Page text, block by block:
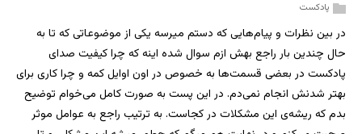
پادکست
در بین نظرات و پیام‌هایی که دستم میرسه یکی از موضوعاتی که تا به
حال چندین بار راجع بهش ازم سوال شده اینه که چرا کیفیت صدای
پادکست در بعضی قسمت‌ها به خصوص در اون اوایل کمه و چرا کاری برای
بهتر شدنش انجام نمی‌دم. در این پست به صورت کامل می‌خوام توضیح
بدم که ریشه‌ی این مشکلات در کجاست. به ترتیب راجع به عوامل موثر